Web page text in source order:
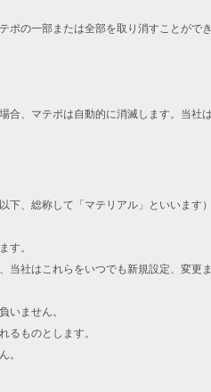
の一部または全部を取り消すことができ
、マテポは自動的に消滅します。当社
下、総称して「マテリアル」といいます
す。
社はこれらをいつでも新規設定、変更
いません。
ものとします。
。